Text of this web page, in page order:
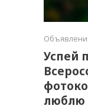
Успей
люблю